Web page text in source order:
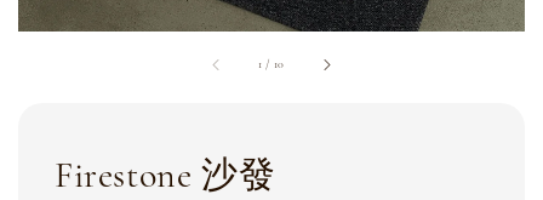
1 / 10
Firestone 沙發